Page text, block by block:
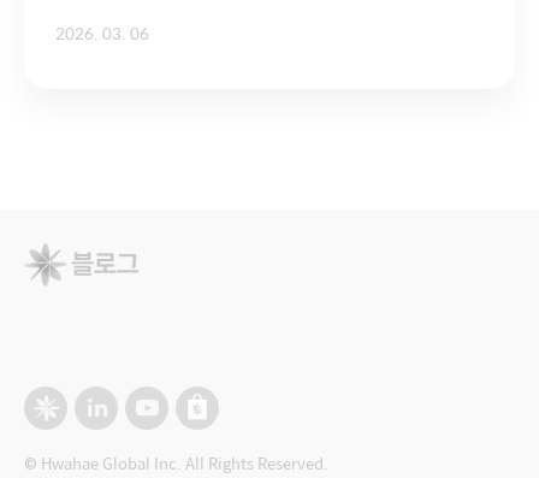
2026. 03. 06
© Hwahae Global Inc. All Rights Reserved.